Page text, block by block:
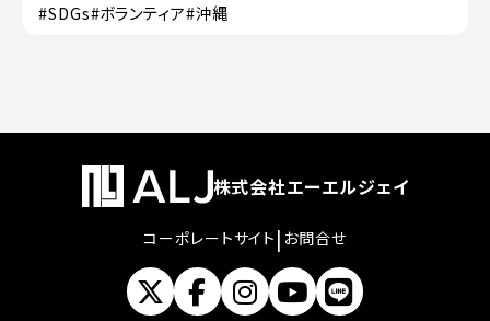
#SDGs#ボランティア#沖縄
株式会社エーエルジェイ
コーポレートサイト | お問合せ